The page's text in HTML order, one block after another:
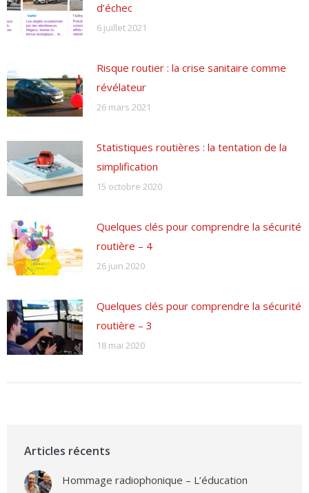
d’échec
6 juillet 2021
Risque routier : la crise sanitaire comme
révélateur
26 mars 2021
Statistiques routières : la tentation de la
simplification
15 octobre 2020
Quelques clés pour comprendre la sécurité
routière – 4
26 juin 2020
Quelques clés pour comprendre la sécurité
routière – 3
18 mai 2020
Articles récents
Hommage radiophonique – L’éducation